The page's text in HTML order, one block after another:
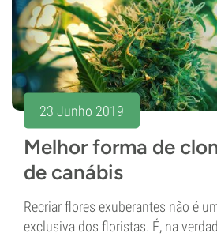
23 Junho 2019
Melhor forma de
de canábis
Recriar flores exuberantes não é
exclusiva dos floristas. É, na